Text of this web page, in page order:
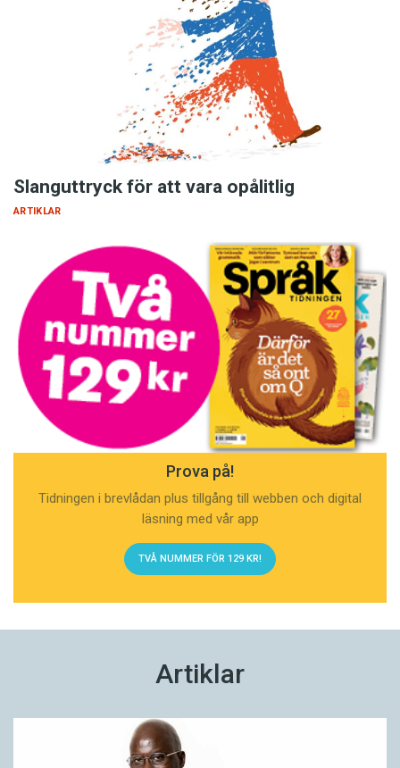
Slanguttryck för att vara opålitlig
ARTIKLAR
Prova på!
Tidningen i brevlådan plus tillgång till webben och digital
läsning med vår app
TVÅ NUMMER FÖR 129 KR!
Artiklar